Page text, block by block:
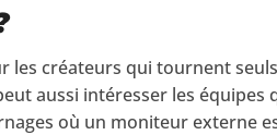
les créateurs qui tournent
aussi intéresser les équipes
où un moniteur externe